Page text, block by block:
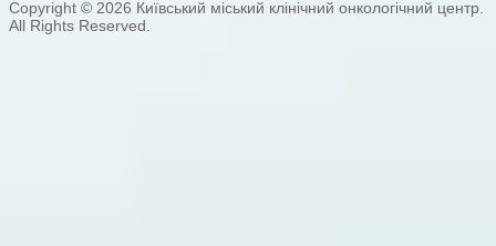
Copyright © 2026 Київський міський клінічний онкологічний центр.
All Rights Reserved.